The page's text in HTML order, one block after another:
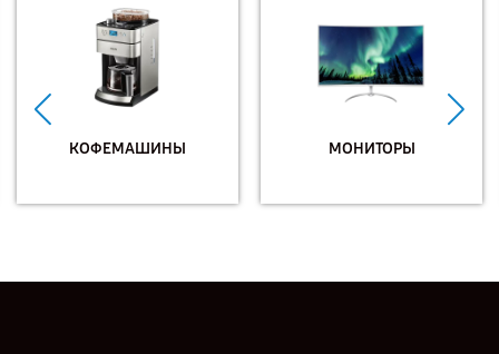
КОФЕМАШИНЫ МОНИТОРЫ